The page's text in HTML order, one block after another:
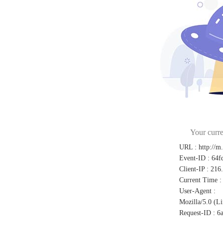
Your
URL : http://
Event-ID :
Client-IP :
Current Time :
User-Agent :
Mozilla/5.0
Request-ID :